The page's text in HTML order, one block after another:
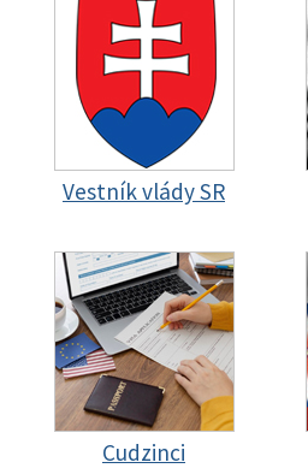
Vestník vlády SR
Cudzinci